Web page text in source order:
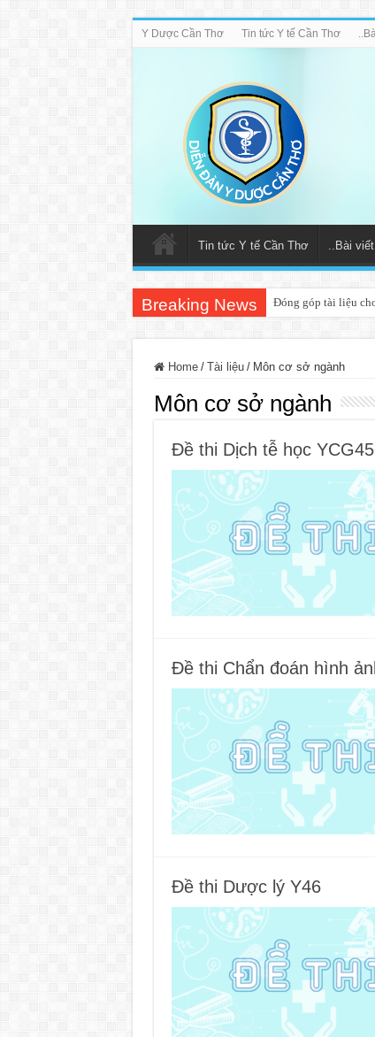
Y Dược Cần Thơ Tin tức Y tế Cần Thơ
Tin tức Y tế Cần Thơ ..Bài
Breaking News Đóng góp tài liệu
Home / Tài liệu / Môn cơ sở ngành
Môn cơ sở ngành
Đề thi Dịch tễ học
Đề thi Chẩn đoán hình
Đề thi Dược lý Y46